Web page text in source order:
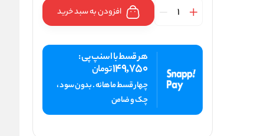
افزودن به سبد خرید
هر قسط با اسنپ پی :
149,750تومان
چهار قسط ماهانه . بدون سود ،
چک و ضامن